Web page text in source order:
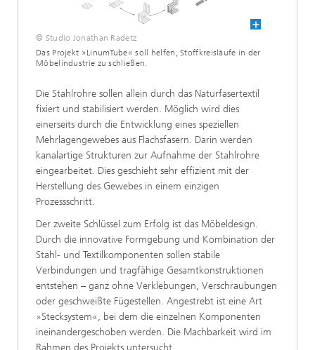
© Studio Jonathan Radetz
Das Projekt »LinumTube« soll helfen, Stoffkreisläufe in der
Möbelindustrie zu schließen.
Die Stahlrohre sollen allein durch das Naturfasertextil
fixiert und stabilisiert werden. Möglich wird dies
einerseits durch die Entwicklung eines speziellen
Mehrlagengewebes aus Flachsfasern. Darin werden
kanalartige Strukturen zur Aufnahme der Stahlrohre
eingearbeitet. Dies geschieht sehr effizient mit der
Herstellung des Gewebes in einem einzigen
Prozessschritt.
Der zweite Schlüssel zum Erfolg ist das Möbeldesign.
Durch die innovative Formgebung und Kombination der
Stahl- und Textilkomponenten sollen stabile
Verbindungen und tragfähige Gesamtkonstruktionen
entstehen – ganz ohne Verklebungen, Verschraubungen
oder geschweißte Fügestellen. Angestrebt ist eine Art
»Stecksystem«, bei dem die einzelnen Komponenten
ineinandergeschoben werden. Die Machbarkeit wird im
Rahmen des Projekts untersucht.